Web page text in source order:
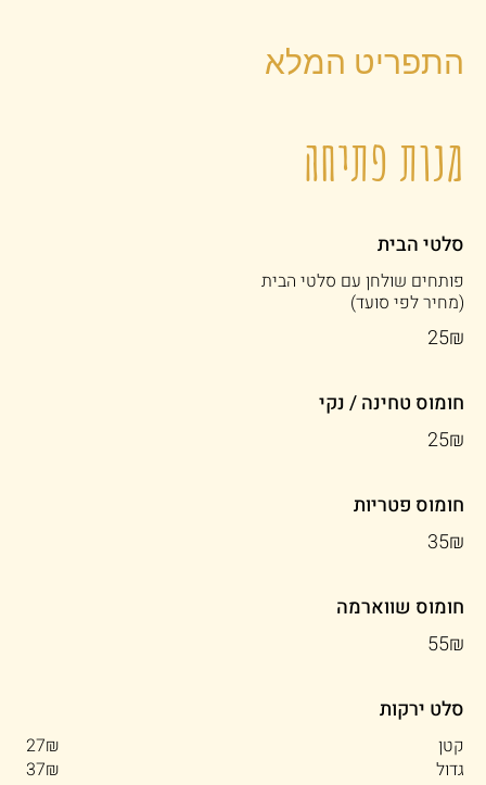
התפריט המלא
מנות פתיחה
סלטי הבית
(מחיר לפי סועד)
‏25 ‏₪
חומוס טחינה / נקי
‏25 ‏₪
חומוס פטריות
‏35 ‏₪
חומוס שווארמה
‏55 ‏₪
סלט ירקות
קטן
‏27 ‏₪
גדול
‏37 ‏₪